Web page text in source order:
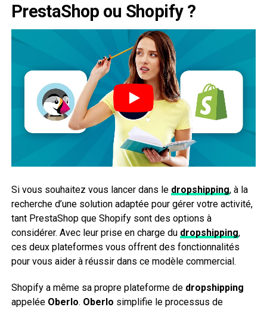
PrestaShop ou Shopify ?
Si vous souhaitez vous lancer dans le dropshipping, à la
recherche d’une solution adaptée pour gérer votre activité,
tant PrestaShop que Shopify sont des options à
considérer. Avec leur prise en charge du dropshipping,
ces deux plateformes vous offrent des fonctionnalités
pour vous aider à réussir dans ce modèle commercial.
Shopify a même sa propre plateforme de dropshipping
appelée Oberlo. Oberlo simplifie le processus de